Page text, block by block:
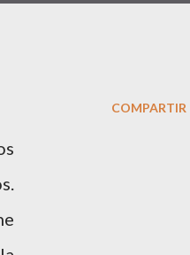
COMPARTIR